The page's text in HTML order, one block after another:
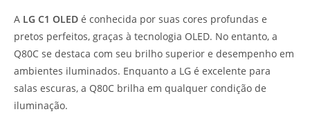
A LG C1 OLED é conhecida por suas cores profundas e
pretos perfeitos, graças à tecnologia OLED. No entanto, a
Q80C se destaca com seu brilho superior e desempenho em
ambientes iluminados. Enquanto a LG é excelente para
salas escuras, a Q80C brilha em qualquer condição de
iluminação.